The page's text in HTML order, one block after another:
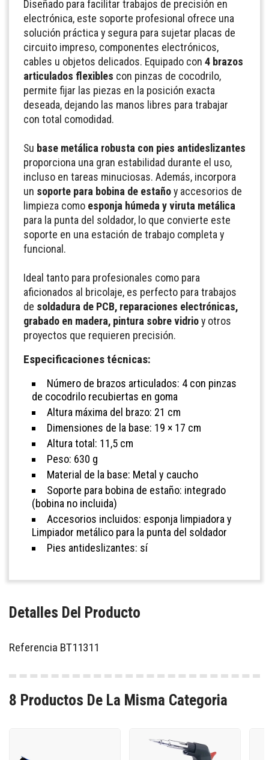
Diseñado para facilitar trabajos de precisión en
electrónica, este soporte profesional ofrece una
solución práctica y segura para sujetar placas de
circuito impreso, componentes electrónicos,
cables u objetos delicados. Equipado con 4 brazos
articulados flexibles con pinzas de cocodrilo,
permite fijar las piezas en la posición exacta
deseada, dejando las manos libres para trabajar
con total comodidad.
Su base metálica robusta con pies antideslizantes
proporciona una gran estabilidad durante el uso,
incluso en tareas minuciosas. Además, incorpora
un soporte para bobina de estañoy accesorios de
limpieza como esponja húmeda y viruta metálica
para la punta del soldador, lo que convierte este
soporte en una estación de trabajo completa y
funcional.
Ideal tanto para profesionales como para
aficionados al bricolaje, es perfecto para trabajos
de soldadura de PCB, reparaciones electrónicas,
grabado en madera, pintura sobre vidrioy otros
proyectos que requieren precisión.
Especificaciones técnicas:
Número de brazos articulados: 4 con pinzas
de cocodrilo recubiertas en goma
Altura máxima del brazo: 21 cm
Dimensiones de la base: 19 × 17 cm
Altura total: 11,5 cm
Peso: 630 g
Material de la base: Metal y caucho
Soporte para bobina de estaño: integrado
(bobina no incluida)
Accesorios incluidos: esponja limpiadora y
Limpiador metálico para la punta del soldador
Pies antideslizantes: sí
Detalles Del Producto
Referencia BT11311
8 Productos De La Misma Categoria